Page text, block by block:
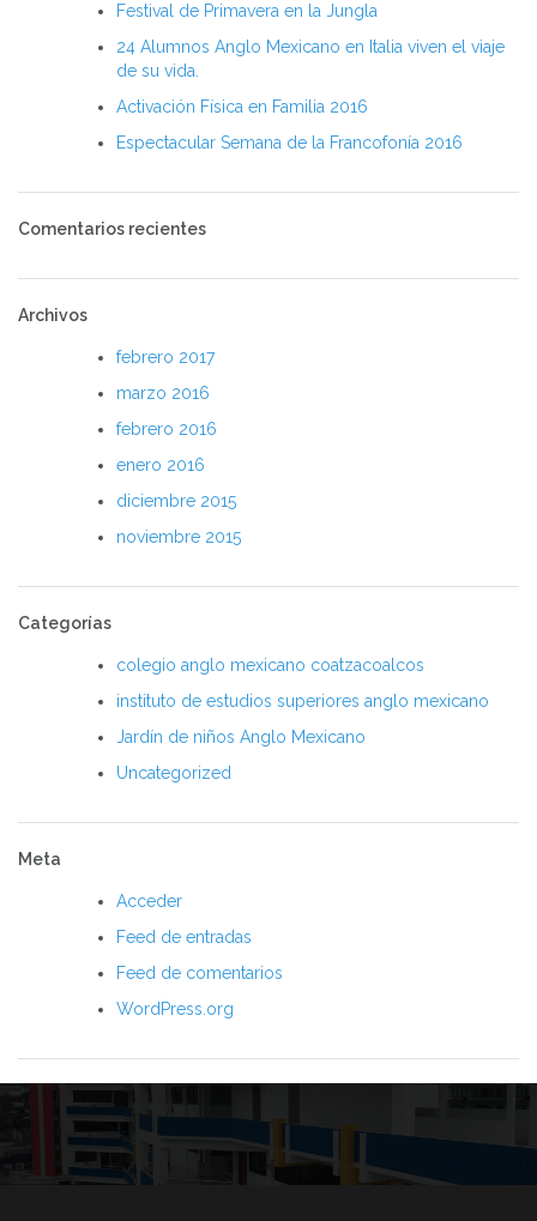
Festival de Primavera en la Jungla
24 Alumnos Anglo Mexicano en Italia viven el viaje
de su vida.
Activación Física en Familia 2016
Espectacular Semana de la Francofonía 2016
Comentarios recientes
Archivos
febrero 2017
marzo 2016
febrero 2016
enero 2016
diciembre 2015
noviembre 2015
Categorías
colegio anglo mexicano coatzacoalcos
instituto de estudios superiores anglo mexicano
Jardín de niños Anglo Mexicano
Uncategorized
Meta
Acceder
Feed de entradas
Feed de comentarios
WordPress.org